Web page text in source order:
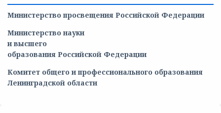
Министерство просвещения Российской Федерации
Министерство науки
и высшего
образования Российской Федерации
Комитет общего и профессионального образования
Ленинградской области